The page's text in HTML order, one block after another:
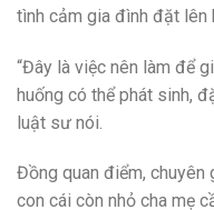
tình cảm gia đình đặt lên
“Đây là việc nên làm để
huống có thể phát sinh,
luật sư nói.
Đồng quan điểm,
con cái còn nhỏ cha mẹ